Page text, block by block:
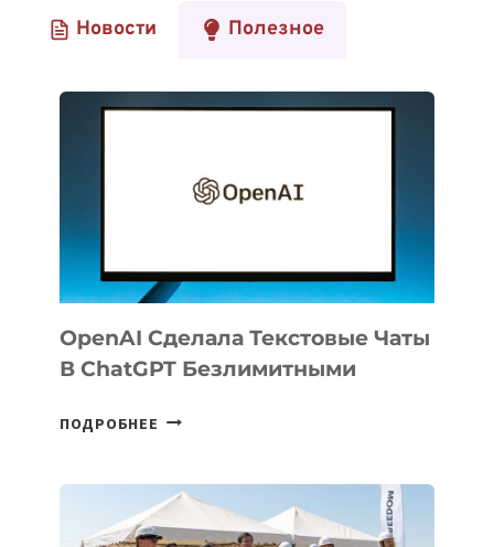
Новости Полезное
OpenAI Сделала Текстовые Чаты
В ChatGPT Безлимитными
ПОДРОБНЕЕ OPENAI
ЧАТЫ
В